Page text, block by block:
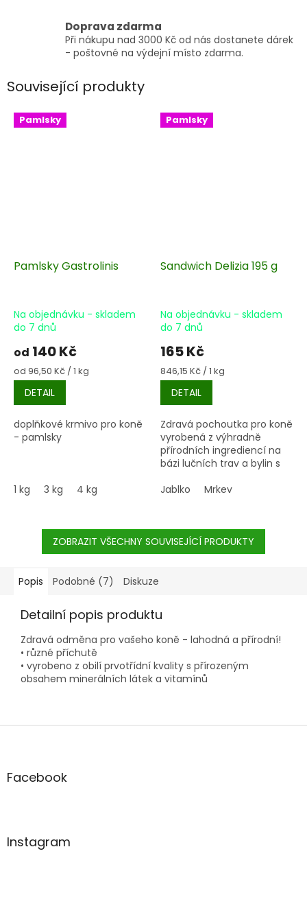
Doprava zdarma
Při nákupu nad 3000 Kč od nás dostanete dárek
- poštovné na výdejní místo zdarma.
Související produkty
Pamlsky
Pamlsky Gastrolinis
Na objednávku - skladem
do 7 dnů
od 140 Kč
Měrná
cena:
od 96,50 Kč / 1 kg
DETAIL
doplňkové krmivo pro koně
- pamlsky
1 kg 3 kg 4 kg
Pamlsky
Sandwich Delizia 195 g
Na objednávku - skladem
do 7 dnů
165 Kč
Měrná
cena:
846,15 Kč / 1 kg
DETAIL
Zdravá pochoutka pro koně
vyrobená z výhradně
přírodních ingrediencí na
bázi lučních trav a bylin s
plněno zeleninou a dalšími
Jablko Mrkev
ZOBRAZIT VŠECHNY SOUVISEJÍCÍ PRODUKTY
Popis Podobné (7) Diskuze
Detailní popis produktu
Zdravá odměna pro vašeho koně - lahodná a přírodní!
• různé příchutě
• vyrobeno z obilí prvotřídní kvality s přírozeným
obsahem minerálních látek a vitamínů
Z
aFacebook
Instagram